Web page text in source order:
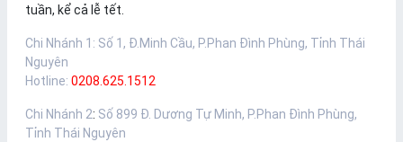
tuần, kể cả lễ tết.
Chi Nhánh 1 : Số 1, Đ.Minh Cầu, P.Phan Đình Phùng, Tỉnh Thái
Nguyên
Hotline: 0208.625.1512
Chi Nhánh 2: Số 899 Đ. Dương Tự Minh, P.Phan Đình Phùng,
Tỉnh Thái Nguyên